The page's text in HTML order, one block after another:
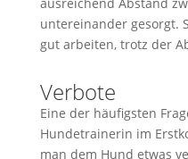
ausreichend Abstand
untereinander gesorgt.
gut arbeiten, trotz der
Verbote
Eine der häufigsten
Hundetrainerin im
man dem Hund etwas